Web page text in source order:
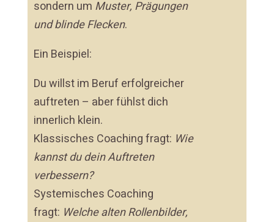
sondern um Muster, Prägungen
und blinde Flecken.
Ein Beispiel:
Du willst im Beruf erfolgreicher
auftreten – aber fühlst dich
innerlich klein.
Klassisches Coaching fragt: Wie
kannst du dein Auftreten
verbessern?
Systemisches Coaching
fragt: Welche alten Rollenbilder,